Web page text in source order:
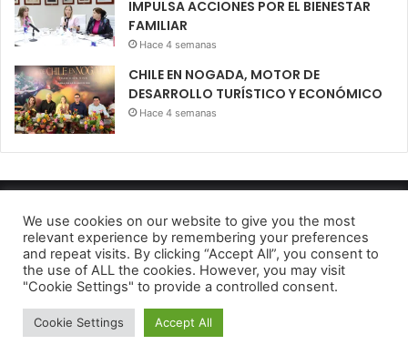
IMPULSA ACCIONES POR EL BIENESTAR
FAMILIAR
Hace 4 semanas
CHILE EN NOGADA, MOTOR DE
DESARROLLO TURÍSTICO Y ECONÓMICO
Hace 4 semanas
Diario El Oportuno 2022
Aviso de Privacidad
Facebook
TwitterTelegram
We use cookies on our website to give you the most
relevant experience by remembering your preferences
and repeat visits. By clicking “Accept All”, you consent to
the use of ALL the cookies. However, you may visit
"Cookie Settings" to provide a controlled consent.
Cookie Settings Accept All